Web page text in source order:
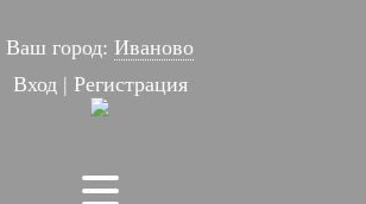
Ваш город: Иваново
Вход| Регистрация